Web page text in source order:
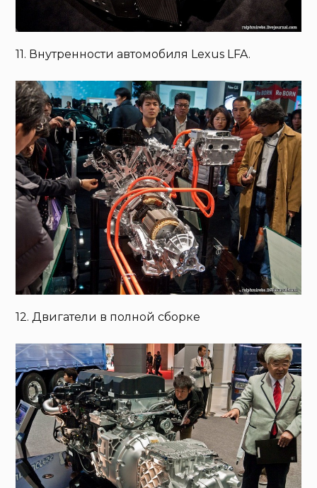
11. Внутренности автомобиля Lexus LFA.
12. Двигатели в полной сборке